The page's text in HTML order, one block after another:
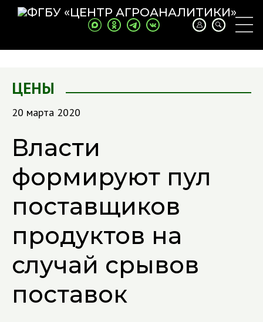
ЦЕНЫ
20 марта 2020
Власти
формируют пул
поставщиков
продуктов на
случай срывов
поставок